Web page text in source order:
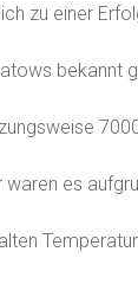
zu einer
bekannt
es